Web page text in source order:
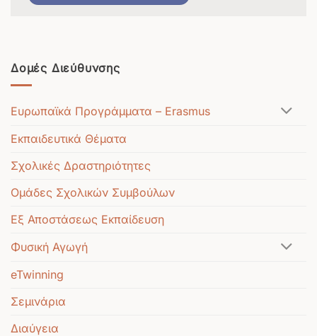
Δομές Διεύθυνσης
Ευρωπαϊκά Προγράμματα – Erasmus
Εκπαιδευτικά Θέματα
Σχολικές Δραστηριότητες
Ομάδες Σχολικών Συμβούλων
Εξ Αποστάσεως Εκπαίδευση
Φυσική Αγωγή
eTwinning
Σεμινάρια
Διαύγεια